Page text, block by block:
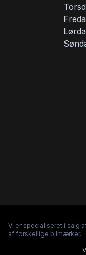
Vi er specialiseret i salg
af forskellige bilmærker.